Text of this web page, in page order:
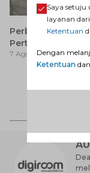
Perbedaan
Pertalite: Mana
Baik untuk Mobil
Anda?
7 Ags 2026
Saya
layanan
Ketentuan
Dengan
Ketentuan dan